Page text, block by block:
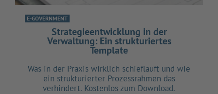
E-GOVERNMENT
Strategieentwicklung in der
Verwaltung: Ein strukturiertes
Template
Was in der Praxis wirklich schiefläuft und wie
ein strukturierter Prozessrahmen das
verhindert. Kostenlos zum Download.